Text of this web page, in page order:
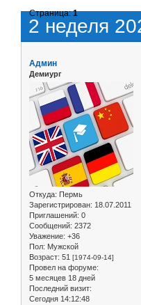
2 неделя
Страница:1
Админ
Демиург
Откуда: Пермь
Зарегистрирован: 18.07.2011
Приглашений: 0
Сообщений: 2372
Уважение: +36
Пол: Мужской
Возраст: 51 [1974-09-14]
Провел на форуме:
5 месяцев 18 дней
Последний визит:
Сегодня 14:12:48